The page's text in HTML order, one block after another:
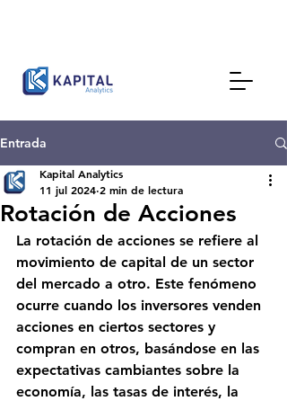
Entrada
Rotación de Acciones
Kapital Analytics
11 jul 2024 2 min de lectura
La rotación de acciones se refiere al
movimiento de capital de un sector
del mercado a otro. Este fenómeno
ocurre cuando los inversores venden
acciones en ciertos sectores y
compran en otros, basándose en las
expectativas cambiantes sobre la
economía, las tasas de interés, la